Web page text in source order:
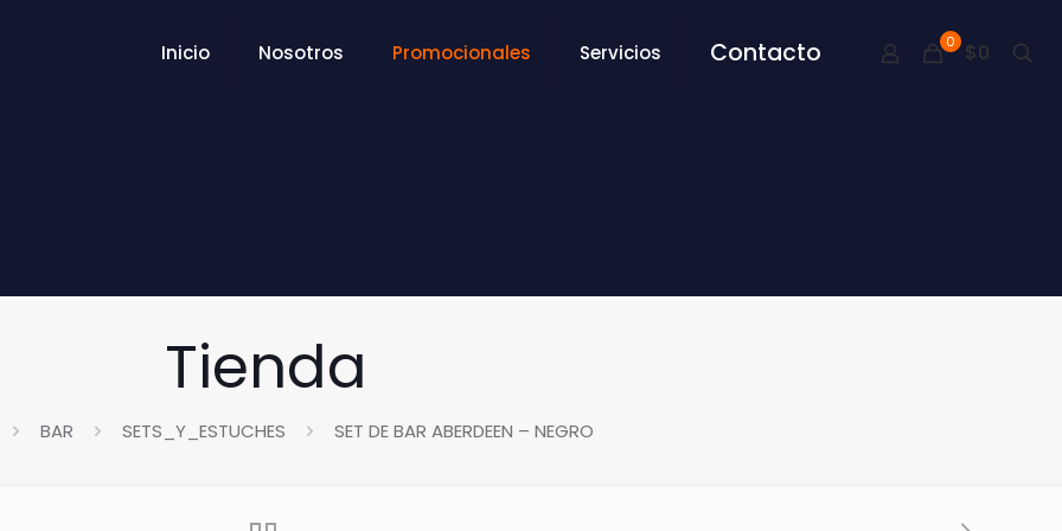
Inicio Nosotros Promocionales Servicios Contacto 0 $0
Tienda
BAR SETS_Y_ESTUCHES SET DE BAR ABERDEEN – NEGRO